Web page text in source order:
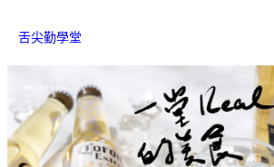
舌尖勤學堂